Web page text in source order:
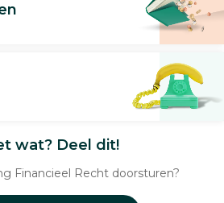
wat? Deel dit!
Financieel Recht doorsturen?